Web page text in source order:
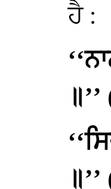
ਹੈ :